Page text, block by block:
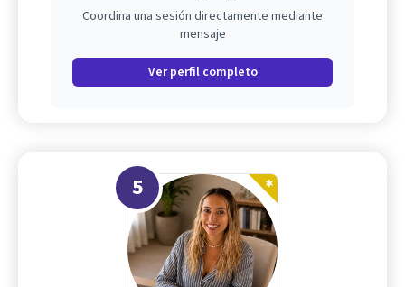
Coordina una sesión directamente mediante
mensaje
Ver perfil completo
5